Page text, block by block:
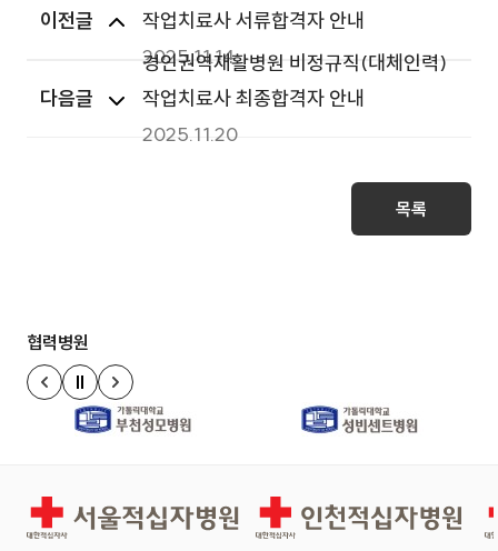
이전글
작업치료사 서류합격자 안내
2025.11.14
다음글
경인권역재활병원 비정규직(대체인력)
작업치료사 최종합격자 안내
2025.11.20
목록
협력병원
이전 슬라이드
정지
다음 슬라이드
경인권역재활병원 인천적십자병원